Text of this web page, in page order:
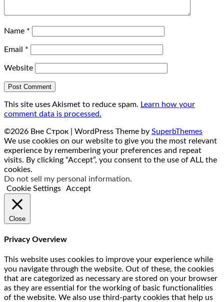
Name *
Email *
Website
This site uses Akismet to reduce spam. Learn how your
comment data is processed.
©2026 Вне Строк | WordPress Theme by SuperbThemes
We use cookies on our website to give you the most relevant
experience by remembering your preferences and repeat
visits. By clicking “Accept”, you consent to the use of ALL the
cookies.
Do not sell my personal information.
Cookie Settings
Accept
Close
Privacy Overview
This website uses cookies to improve your experience while
you navigate through the website. Out of these, the cookies
that are categorized as necessary are stored on your browser
as they are essential for the working of basic functionalities
of the website. We also use third-party cookies that help us